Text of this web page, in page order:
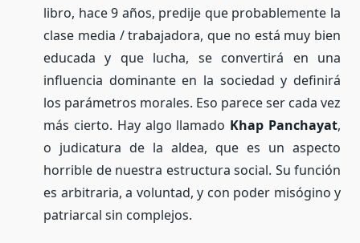
libro, hace 9 años, predije que probablemente la
clase media / trabajadora, que no está muy bien
educada y que lucha, se convertirá en una
influencia dominante en la sociedad y definirá
los parámetros morales. Eso parece ser cada vez
más cierto. Hay algo llamado Khap Panchayat,
o judicatura de la aldea, que es un aspecto
horrible de nuestra estructura social. Su función
es arbitraria, a voluntad, y con poder misógino y
patriarcal sin complejos.